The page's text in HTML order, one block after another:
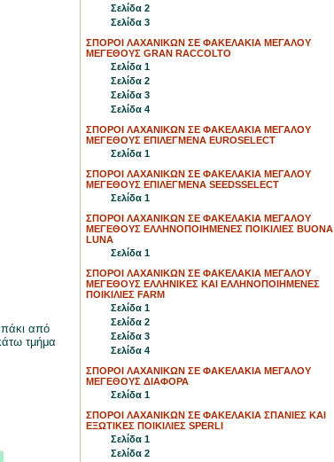
από
τμήμα
Σελίδα 2
Σελίδα 3
ΣΠΟΡΟΙ ΛΑΧΑΝΙΚΩΝ ΣΕ ΦΑΚΕΛΑΚΙΑ ΜΕΓΑΛΟΥ
ΜΕΓΕΘΟΥΣ GRAN RACCOLTO
Σελίδα 1
Σελίδα 2
Σελίδα 3
Σελίδα 4
ΣΠΟΡΟΙ ΛΑΧΑΝΙΚΩΝ ΣΕ ΦΑΚΕΛΑΚΙΑ ΜΕΓΑΛΟΥ
ΜΕΓΕΘΟΥΣ ΕΠΙΛΕΓΜΕΝΑ EUROSELECT
Σελίδα 1
ΣΠΟΡΟΙ ΛΑΧΑΝΙΚΩΝ ΣΕ ΦΑΚΕΛΑΚΙΑ ΜΕΓΑΛΟΥ
ΜΕΓΕΘΟΥΣ ΕΠΙΛΕΓΜΕΝΑ SEEDSSELECT
Σελίδα 1
ΣΠΟΡΟΙ ΛΑΧΑΝΙΚΩΝ ΣΕ ΦΑΚΕΛΑΚΙΑ ΜΕΓΑΛΟΥ
ΜΕΓΕΘΟΥΣ ΕΛΛΗΝΟΠΟΙΗΜΕΝΕΣ ΠΟΙΚΙΛΙΕΣ BUONA
LUNA
Σελίδα 1
ΣΠΟΡΟΙ ΛΑΧΑΝΙΚΩΝ ΣΕ ΦΑΚΕΛΑΚΙΑ ΜΕΓΑΛΟΥ
ΜΕΓΕΘΟΥΣ ΕΛΛΗΝΙΚΕΣ ΚΑΙ ΕΛΛΗΝΟΠΟΙΗΜΕΝΕΣ
ΠΟΙΚΙΛΙΕΣ FARM
Σελίδα 1
Σελίδα 2
Σελίδα 3
Σελίδα 4
ΣΠΟΡΟΙ ΛΑΧΑΝΙΚΩΝ ΣΕ ΦΑΚΕΛΑΚΙΑ ΜΕΓΑΛΟΥ
ΜΕΓΕΘΟΥΣ ΔΙΑΦΟΡΑ
Σελίδα 1
ΣΠΟΡΟΙ ΛΑΧΑΝΙΚΩΝ ΣΕ ΦΑΚΕΛΑΚΙΑ ΣΠΑΝΙΕΣ ΚΑΙ
ΕΞΩΤΙΚΕΣ ΠΟΙΚΙΛΙΕΣ SPERLI
Σελίδα 1
Σελίδα 2